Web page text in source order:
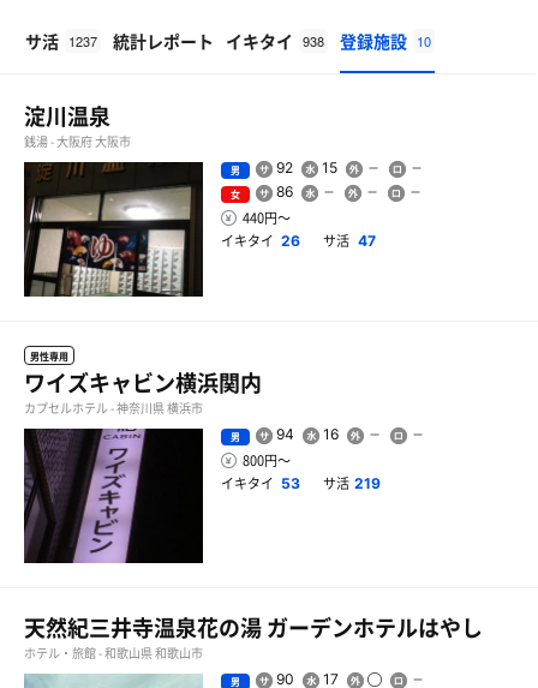
サ活 1237 統計レポート イキタイ 938 登録施設 10
淀川温泉
銭湯 - 大阪府 大阪市
男 92 15
女 86
440円〜
イキタイ 26 サ活 47
男性専用
ワイズキャビン横浜関内
カプセルホテル - 神奈川県 横浜市
男 94 16
800円〜
イキタイ 53 サ活 219
天然紀三井寺温泉花の湯 ガーデンホテルはやし
ホテル・旅館 - 和歌山県 和歌山市
男 90 17